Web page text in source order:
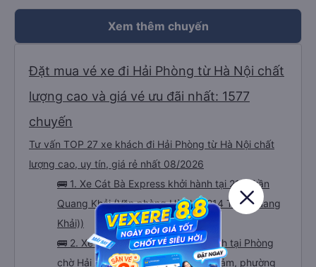
Xem thêm chuyến
Đặt mua vé xe đi Hải Phòng từ Hà Nội chất
lượng cao và giá vé ưu đãi nhất: 1577
chuyến
Tư vấn TOP 27 xe khách đi Hải Phòng từ Hà Nội chất
lượng cao, uy tín, giá rẻ nhất 08/2026
🚌 1. Xe Cát Bà Express khởi hành tại 214 Trần
Quang Khải (Văn phòng Hà Nội (214 Trần Quang
Khải))
🚌 2. Xe Thanh Bình Hải Âu khởi hành tại Phòng
chờ Hải Âu, số 9 đường Ngô Gia Khảm, phường